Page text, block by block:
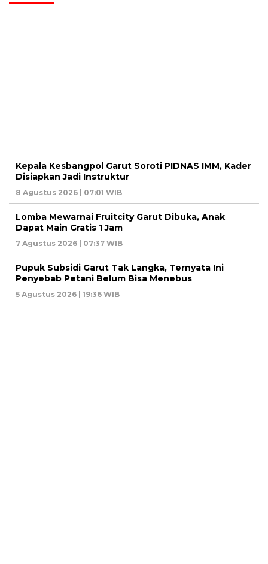
Kepala Kesbangpol Garut Soroti PIDNAS IMM, Kader
Disiapkan Jadi Instruktur
8 Agustus 2026 | 07:01 WIB
Lomba Mewarnai Fruitcity Garut Dibuka, Anak
Dapat Main Gratis 1 Jam
7 Agustus 2026 | 07:37 WIB
Pupuk Subsidi Garut Tak Langka, Ternyata Ini
Penyebab Petani Belum Bisa Menebus
5 Agustus 2026 | 19:36 WIB